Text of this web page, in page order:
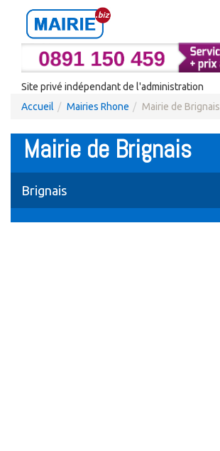
Site privé indépendant de l'administration
Accueil
Mairies Rhone Mairie de Brignais
Mairie de Brignais
Brignais